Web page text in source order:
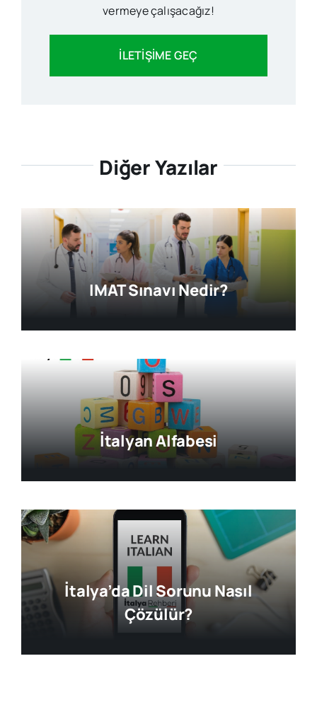
vermeye çalışacağız!
İLETİŞİME GEÇ
Diğer Yazılar
IMAT Sınavı Nedir?
İtalyan Alfabesi
İtalya’da Dil Sorunu Nasıl
Çözülür?